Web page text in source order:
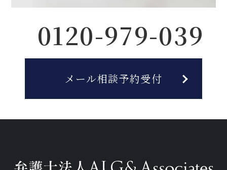
0120-979-039
メール相談予約受付